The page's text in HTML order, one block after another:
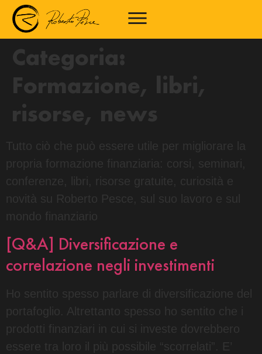
Categoria:
Formazione, libri,
risorse, news
Tutto ciò che può essere utile per migliorare la
propria formazione finanziaria: corsi, seminari,
conferenze, libri, risorse gratuite, curiosità e
novità su Roberto Pesce, sul suo lavoro e sul
mondo finanziario
[Q&A] Diversificazione e
correlazione negli investimenti
Ho sentito spesso parlare di diversificazione del
portafoglio. Altrettanto spesso ho sentito che i
prodotti finanziari in cui si investe dovrebbero
essere tra loro il più possibile “scorrelati”. E’